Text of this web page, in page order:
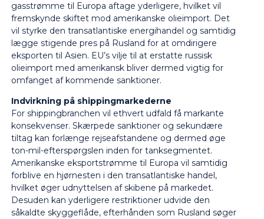
gasstrømme til Europa aftage yderligere, hvilket vil
fremskynde skiftet mod amerikanske olieimport. Det
vil styrke den transatlantiske energihandel og samtidig
lægge stigende pres på Rusland for at omdirigere
eksporten til Asien. EU’s vilje til at erstatte russisk
olieimport med amerikansk bliver dermed vigtig for
omfanget af kommende sanktioner.
Indvirkning på shippingmarkederne
For shippingbranchen vil ethvert udfald få markante
konsekvenser. Skærpede sanktioner og sekundære
tiltag kan forlænge rejseafstandene og dermed øge
ton-mil-efterspørgslen inden for tanksegmentet.
Amerikanske eksportstrømme til Europa vil samtidig
forblive en hjørnesten i den transatlantiske handel,
hvilket øger udnyttelsen af skibene på markedet.
Desuden kan yderligere restriktioner udvide den
såkaldte skyggeflåde, efterhånden som Rusland søger